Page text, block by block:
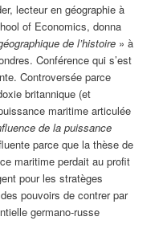
lecteur en géographie à
of Economics, donna
de l’histoire » à
Conférence qui s’est
Controversée parce
britannique (et
maritime articulée
de la puissance
parce que la thèse de
maritime perdait au profit
pour les stratèges
pouvoirs de contrer par
germano-russe